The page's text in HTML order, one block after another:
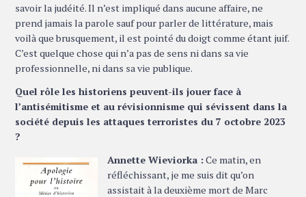
savoir la judéité. Il n’est impliqué dans aucune affaire, ne
prend jamais la parole sauf pour parler de littérature, mais
voilà que brusquement, il est pointé du doigt comme étant juif.
C’est quelque chose qui n’a pas de sens ni dans sa vie
professionnelle, ni dans sa vie publique.
Quel rôle les historiens peuvent-ils jouer face à
l’antisémitisme et au révisionnisme qui sévissent dans la
société depuis les attaques terroristes du 7 octobre 2023
?
Annette Wieviorka : Ce matin, en
réfléchissant, je me suis dit qu’on
assistait à la deuxième mort de Marc